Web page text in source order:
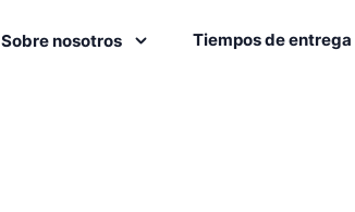
Sobre nosotros Tiempos de entrega